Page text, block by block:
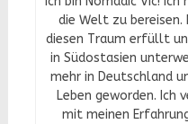
die Welt zu bereisen.
diesen Traum erfüllt
in Südostasien
mehr in Deutschland
Leben geworden. Ich
mit meinen